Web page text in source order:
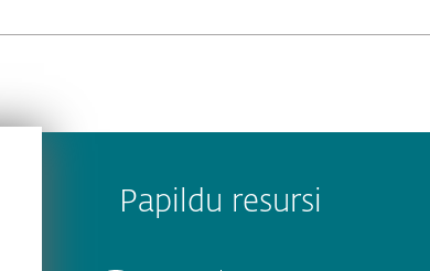
Papildu resursi